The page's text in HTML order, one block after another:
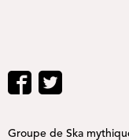
Groupe de Ska